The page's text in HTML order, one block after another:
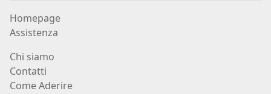
Carlo
Paola
Homepage
Assistenza
Chi siamo
Contatti
Come Aderire